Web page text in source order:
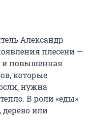
Александр
плесени —
и повышенная
которые
нужна
В роли «еды»
дерево или